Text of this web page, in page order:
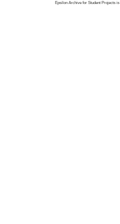
Epsilon Archive for Student Projects is